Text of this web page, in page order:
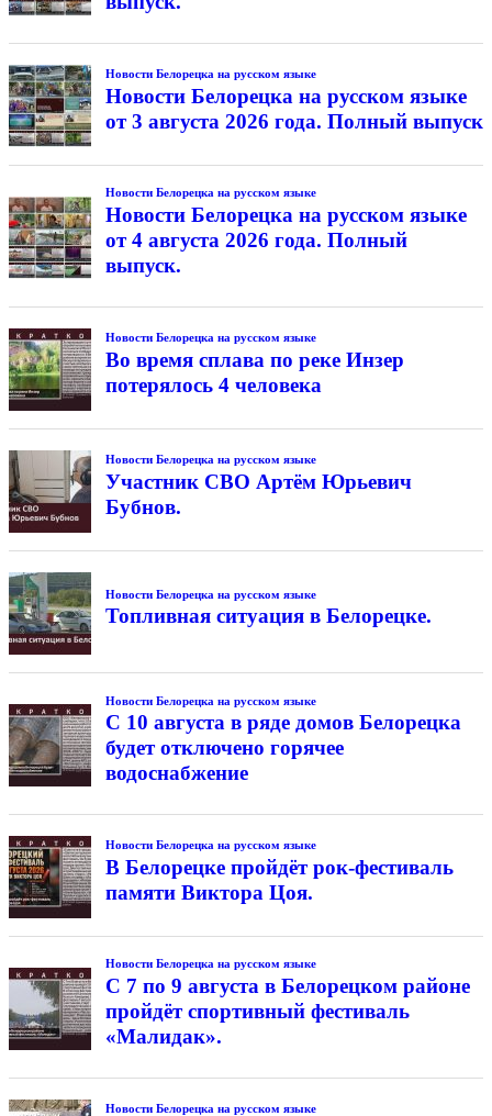
Новости Белорецка на русском языке
Новости Белорецка на русском языке
от 3 августа 2026 года. Полный выпуск
Новости Белорецка на русском языке
Новости Белорецка на русском языке
от 4 августа 2026 года. Полный
выпуск.
Новости Белорецка на русском языке
Во время сплава по реке Инзер
потерялось 4 человека
Новости Белорецка на русском языке
Участник СВО Артём Юрьевич
Бубнов.
Новости Белорецка на русском языке
Топливная ситуация в Белорецке.
Новости Белорецка на русском языке
С 10 августа в ряде домов Белорецка
будет отключено горячее
водоснабжение
Новости Белорецка на русском языке
В Белорецке пройдёт рок-фестиваль
памяти Виктора Цоя.
Новости Белорецка на русском языке
С 7 по 9 августа в Белорецком районе
пройдёт спортивный фестиваль
«Малидак».
Новости Белорецка на русском языке